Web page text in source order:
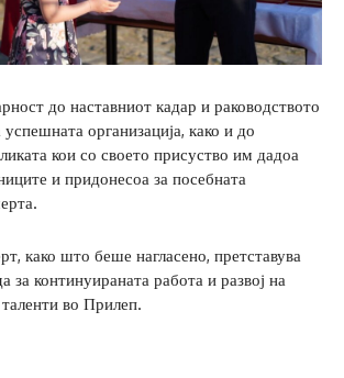
до наставниот кадар и раководството
организација, како и до
кои со своето присуство им дадоа
и придонесоа за посебната
како што беше нагласено, претставува
за континуираната работа и развој на
во Прилеп.